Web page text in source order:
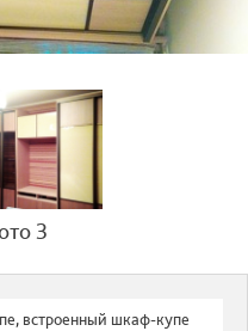
3
, встроенный шкаф-купе